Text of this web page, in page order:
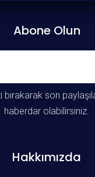
Abone Olun
son
haberdar olabilirsiniz.
Hakkımızda